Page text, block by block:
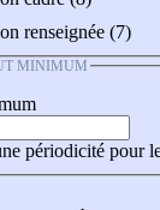
renseignée (7)
MINIMUM
périodicité pour